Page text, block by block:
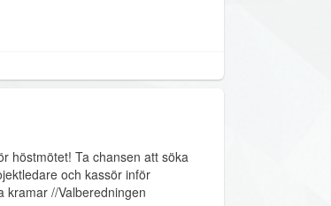
höstmötet! Ta chansen att söka
och kassör inför
kramar //Valberedningen